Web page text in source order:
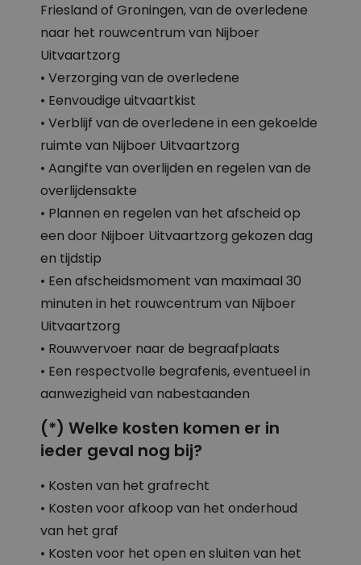
Friesland of Groningen, van de overledene
naar het rouwcentrum van Nijboer
Uitvaartzorg
• Verzorging van de overledene
• Eenvoudige uitvaartkist
• Verblijf van de overledene in een gekoelde
ruimte van Nijboer Uitvaartzorg
• Aangifte van overlijden en regelen van de
overlijdensakte
• Plannen en regelen van het afscheid op
een door Nijboer Uitvaartzorg gekozen dag
en tijdstip
• Een afscheidsmoment van maximaal 30
minuten in het rouwcentrum van Nijboer
Uitvaartzorg
• Rouwvervoer naar de begraafplaats
• Een respectvolle begrafenis, eventueel in
aanwezigheid van nabestaanden
(*) Welke kosten komen er in
ieder geval nog bij?
• Kosten van het grafrecht
• Kosten voor afkoop van het onderhoud
van het graf
• Kosten voor het open en sluiten van het